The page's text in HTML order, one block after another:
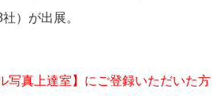
）が出展。
写真上達室】にご登録いただいた方